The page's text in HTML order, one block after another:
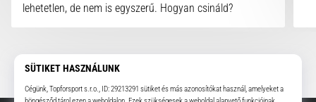
lehetetlen, de nem is egyszerű. Hogyan csináld?
Minden cikk megjelenítése